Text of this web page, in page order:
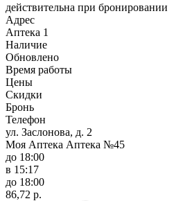
действительна при бронировании
Адрес
Аптека 1
Наличие
Обновлено
Время работы
Цены
Скидки
Бронь
Телефон
ул. Заслонова, д. 2
Моя Аптека Аптека №45
до 18:00
в 15:17
до 18:00
86,72 р.